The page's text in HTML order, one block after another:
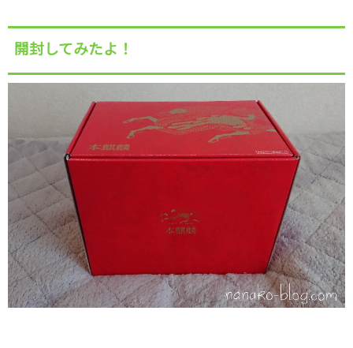
開封してみたよ！